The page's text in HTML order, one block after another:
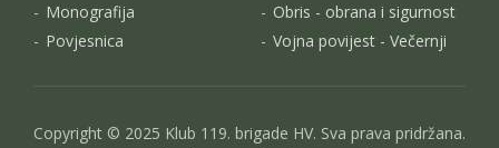
Monografija
Povjesnica
Obris - obrana i sigurnost
Vojna povijest - Večernji
Copyright © 2025 Klub 119. brigade HV. Sva prava pridržana.